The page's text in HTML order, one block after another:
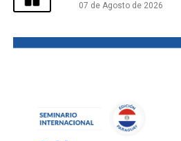
07 de Agosto de 2026